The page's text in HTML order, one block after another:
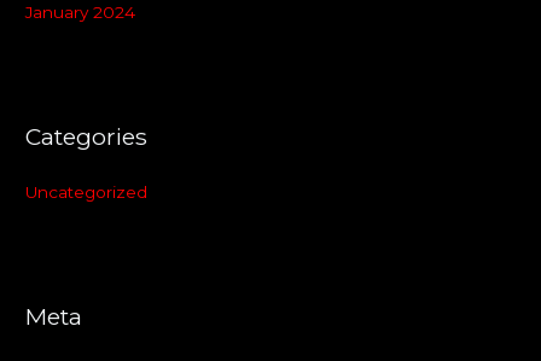
January 2024
Categories
Uncategorized
Meta